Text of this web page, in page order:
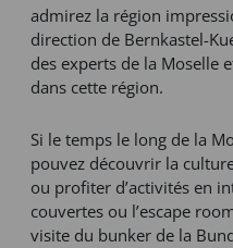
admirez la région
direction de Bernkastel-
des experts de la Moselle
dans cette région.
Si le temps le long de la
pouvez découvrir la
ou profiter d’activités en
couvertes ou l’escape
visite du bunker de la